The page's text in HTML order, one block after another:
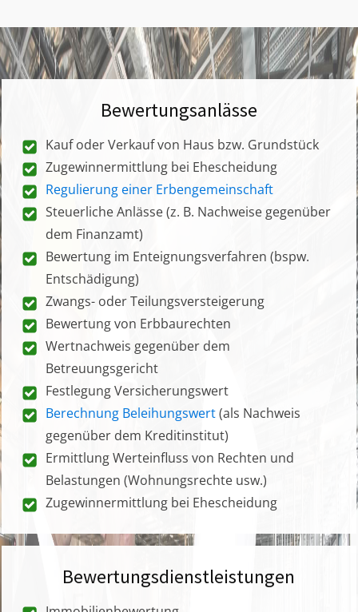
Bewertungsanlässe
Kauf oder Verkauf von Haus bzw. Grundstück
Zugewinnermittlung bei Ehescheidung
Regulierung einer Erbengemeinschaft
Steuerliche Anlässe (z. B. Nachweise gegenüber
dem Finanzamt)
Bewertung im Enteignungsverfahren (bspw.
Entschädigung)
Zwangs- oder Teilungsversteigerung
Bewertung von Erbbaurechten
Wertnachweis gegenüber dem
Betreuungsgericht
Festlegung Versicherungswert
Berechnung Beleihungswert(als Nachweis
gegenüber dem Kreditinstitut)
Ermittlung Werteinfluss von Rechten und
Belastungen (Wohnungsrechte usw.)
Zugewinnermittlung bei Ehescheidung
Bewertungsdienstleistungen